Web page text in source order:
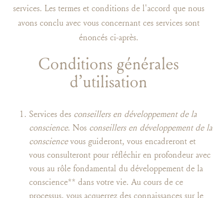
services. Les termes et conditions de l'accord que nous
avons conclu avec vous concernant ces services sont
énoncés ci-après.
Conditions générales
d’utilisation
Services des conseillers en développement de la
conscience. Nos conseillers en développement de la
consciencevous guideront, vous encadreront et
vous consulteront pour réfléchir en profondeur avec
vous au rôle fondamental du développement de la
conscience** dans votre vie. Au cours de ce
processus, vous acquerrez des connaissances sur le